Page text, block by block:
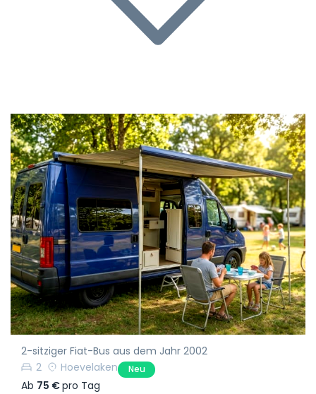
2-sitziger Fiat-Bus aus dem Jahr 2002
2
Hoevelaken Neu
Ab 75 €pro Tag